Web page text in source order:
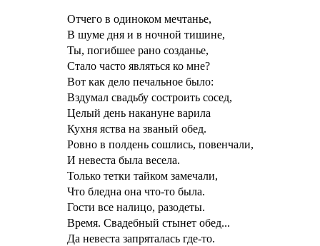
Отчего в одиноком мечтанье,
В шуме дня и в ночной тишине,
Ты, погибшее рано созданье,
Стало часто являться ко мне?
Вот как дело печальное было:
Вздумал свадьбу состроить сосед,
Целый день накануне варила
Кухня яства на званый обед.
Ровно в полдень сошлись, повенчали,
И невеста была весела.
Только тетки тайком замечали,
Что бледна она что-то была.
Гости все налицо, разодеты.
Время. Свадебный стынет обед...
Да невеста запряталась где-то.